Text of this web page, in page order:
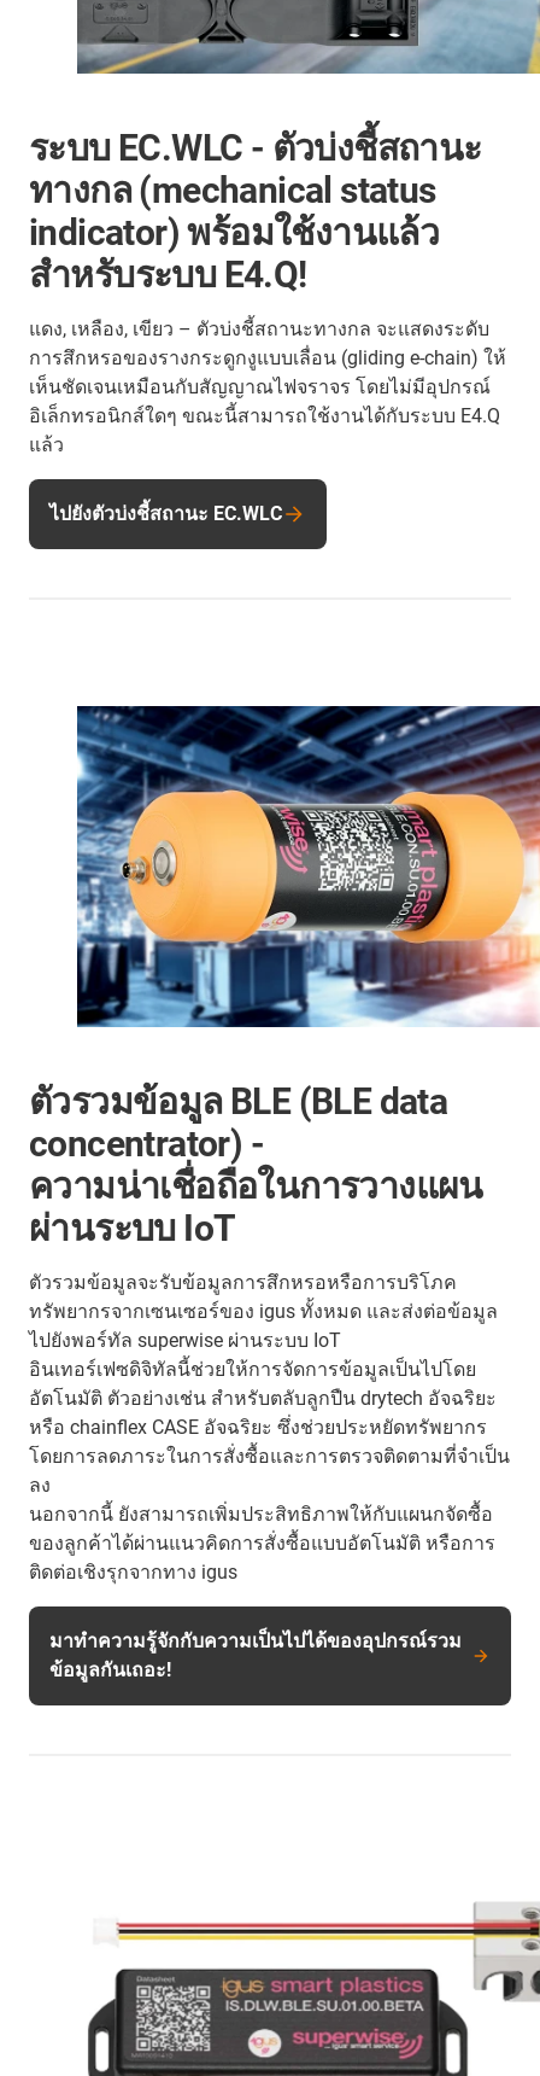
ระบบ EC.WLC - ตัวบ่งชี้สถานะ
ทางกล (mechanical status
indicator) พร้อมใช้งานแล้ว
สำหรับระบบ E4.Q!
แดง, เหลือง, เขียว – ตัวบ่งชี้สถานะทางกล จะแสดงระดับ
การสึกหรอของรางกระดูกงูแบบเลื่อน (gliding e-chain) ให้
เห็นชัดเจนเหมือนกับสัญญาณไฟจราจร โดยไม่มีอุปกรณ์
อิเล็กทรอนิกส์ใดๆ ขณะนี้สามารถใช้งานได้กับระบบ E4.Q
แล้ว
ไปยังตัวบ่งชี้สถานะ EC.WLC
ตัวรวมข้อมูล BLE (BLE data
concentrator) -
ความน่าเชื่อถือในการวางแผน
ผ่านระบบ IoT
ตัวรวมข้อมูลจะรับข้อมูลการสึกหรอหรือการบริโภค
ทรัพยากรจากเซนเซอร์ของ igus ทั้งหมด และส่งต่อข้อมูล
ไปยังพอร์ทัล superwise ผ่านระบบ IoT
อินเทอร์เฟซดิจิทัลนี้ช่วยให้การจัดการข้อมูลเป็นไปโดย
อัตโนมัติ ตัวอย่างเช่น สำหรับตลับลูกปืน drytech อัจฉริยะ
หรือ chainflex CASE อัจฉริยะ ซึ่งช่วยประหยัดทรัพยากร
โดยการลดภาระในการสั่งซื้อและการตรวจติดตามที่จำเป็น
ลง
นอกจากนี้ ยังสามารถเพิ่มประสิทธิภาพให้กับแผนกจัดซื้อ
ของลูกค้าได้ผ่านแนวคิดการสั่งซื้อแบบอัตโนมัติ หรือการ
ติดต่อเชิงรุกจากทาง igus
มาทำความรู้จักกับความเป็นไปได้ของอุปกรณ์รวม
ข้อมูลกันเถอะ!